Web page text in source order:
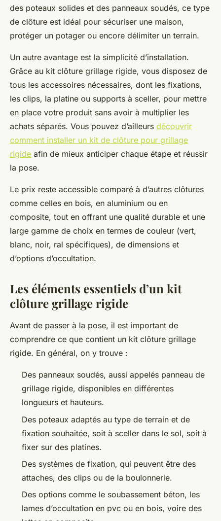
des poteaux solides et des panneaux soudés, ce type
de clôture est idéal pour sécuriser une maison,
protéger un potager ou encore délimiter un terrain.
Un autre avantage est la simplicité d’installation.
Grâce au kit clôture grillage rigide, vous disposez de
tous les accessoires nécessaires, dont les fixations,
les clips, la platine ou supports à sceller, pour mettre
en place votre produit sans avoir à multiplier les
achats séparés. Vous pouvez d’ailleurs découvrir
comment installer un kit de clôture pour grillage
rigide afin de mieux anticiper chaque étape et réussir
la pose.
Le prix reste accessible comparé à d’autres clôtures
comme celles en bois, en aluminium ou en
composite, tout en offrant une qualité durable et une
large gamme de choix en termes de couleur (vert,
blanc, noir, ral spécifiques), de dimensions et
d’options d’occultation.
Les éléments essentiels d’un kit
clôture grillage rigide
Avant de passer à la pose, il est important de
comprendre ce que contient un kit clôture grillage
rigide. En général, on y trouve :
Des panneaux soudés, aussi appelés panneau de
grillage rigide, disponibles en différentes
longueurs et hauteurs.
Des poteaux adaptés au type de terrain et de
fixation souhaitée, soit à sceller dans le sol, soit à
fixer sur des platines.
Des systèmes de fixation, qui peuvent être des
attaches, des clips ou de la boulonnerie.
Des options comme le soubassement béton, les
lames d’occultation en pvc ou en bois, voire des